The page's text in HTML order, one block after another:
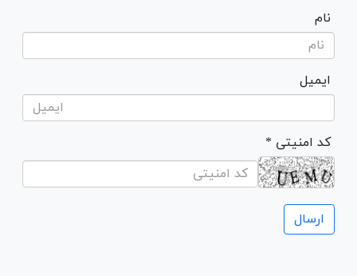
نام
ایمیل
* کد امنیتی